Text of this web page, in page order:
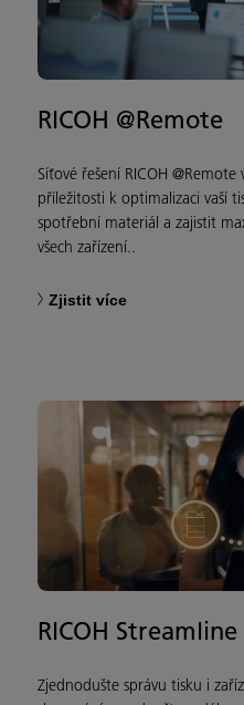
RICOH @Remote
Síťové řešení RICOH
příležitosti k optimalizaci vaší
spotřební materiál a zajistit
všech zařízení..
Zjistit více
RICOH
Zjednodušte správu tisku i